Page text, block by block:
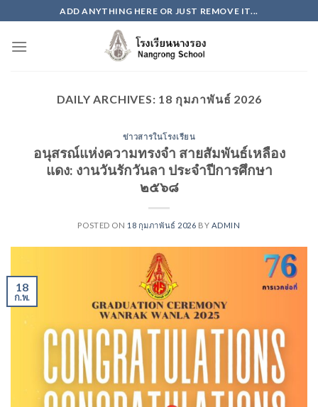
to
content
ADD ANYTHING HERE OR JUST REMOVE IT...
DAILY ARCHIVES: 18 กุมภาพันธ์ 2026
ข่าวสารในโรงเรียน
อนุสรณ์แห่งความทรงจำ สายสัมพันธ์เหลือง
แดง: งานวันรักวันลา ประจำปีการศึกษา
๒๕๖๘
POSTED ON 18 กุมภาพันธ์ 2026 BY ADMIN
18
ก.พ.